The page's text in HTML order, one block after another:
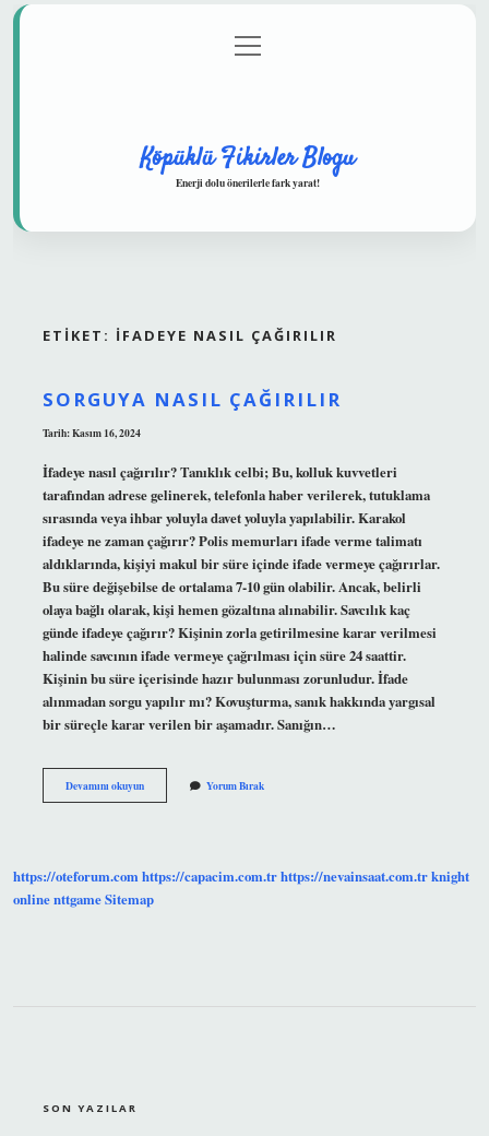
Gizlilik Politikası
menüyü
aç
Köpüklü Fikirler Blogu
Enerji dolu önerilerle fark yarat!
ETIKET: İFADEYE NASIL ÇAĞIRILIR
SORGUYA NASIL ÇAĞIRILIR
Tarih: Kasım 16, 2024
İfadeye nasıl çağırılır? Tanıklık celbi; Bu, kolluk kuvvetleri
tarafından adrese gelinerek, telefonla haber verilerek, tutuklama
sırasında veya ihbar yoluyla davet yoluyla yapılabilir. Karakol
ifadeye ne zaman çağırır? Polis memurları ifade verme talimatı
aldıklarında, kişiyi makul bir süre içinde ifade vermeye çağırırlar.
Bu süre değişebilse de ortalama 7-10 gün olabilir. Ancak, belirli
olaya bağlı olarak, kişi hemen gözaltına alınabilir. Savcılık kaç
günde ifadeye çağırır? Kişinin zorla getirilmesine karar verilmesi
halinde savcının ifade vermeye çağrılması için süre 24 saattir.
Kişinin bu süre içerisinde hazır bulunması zorunludur. İfade
alınmadan sorgu yapılır mı? Kovuşturma, sanık hakkında yargısal
bir süreçle karar verilen bir aşamadır. Sanığın…
Devamını okuyunSorguya
Nasıl
Yorum Bırak
https://oteforum.comhttps://capacim.com.trhttps://nevainsaat.com.trknight
onlinenttgameSitemap
SON YAZILAR